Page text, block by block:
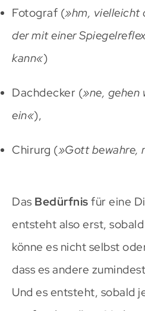
Fotograf (»hm, vielleicht
der mit einer
kann«)
Dachdecker (»ne, gehen
ein«),
Chirurg (»Gott bewahre,
Das Bedürfnis für eine
entsteht also erst,
könne es nicht selbst
dass es andere
Und es entsteht, sobald